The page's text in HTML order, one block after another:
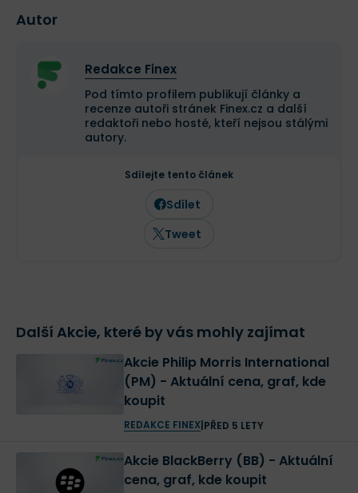
Autor
Redakce Finex
Pod tímto profilem publikují články a
recenze autoři stránek Finex.cz a další
redaktoři nebo hosté, kteří nejsou stálými
autory.
Sdílejte tento článek
Sdílet
Tweet
Další Akcie, které by vás mohly zajímat
Akcie Philip Morris International
(PM) - Aktuální cena, graf, kde
koupit
REDAKCE FINEX| PŘED 5 LETY
Akcie BlackBerry (BB) - Aktuální
cena, graf, kde koupit